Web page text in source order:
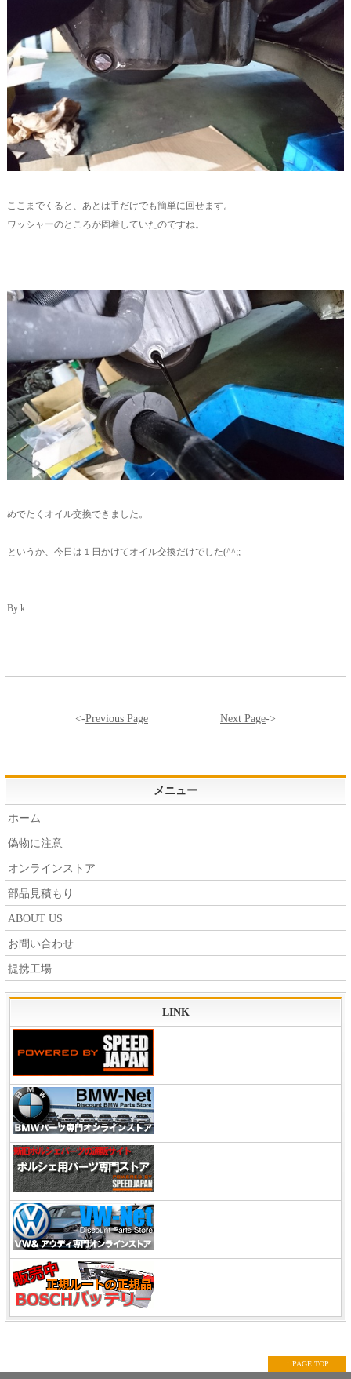
ここまでくると、あとは手だけでも簡単に回せます。
ワッシャーのところが固着していたのですね。
めでたくオイル交換できました。
というか、今日は１日かけてオイル交換だけでした(^^;;
By k
<-Previous Page Next Page->
メニュー
ホーム
偽物に注意
オンラインストア
部品見積もり
ABOUT US
お問い合わせ
提携工場
LINK
↑ PAGE TOP